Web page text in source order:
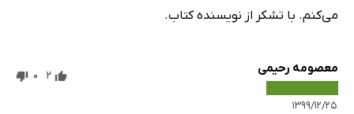
می‌کنم. با تشکر از نویسنده کتاب.
معصومه رحیمی
۱۳۹۹/۱۲/۲۵
2
0